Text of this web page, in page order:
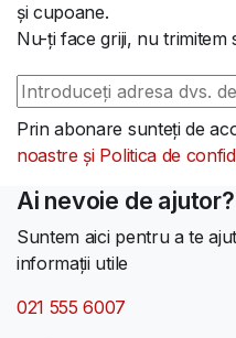
și cupoane.
Nu-ți face griji, nu trimitem
Prin abonare sunteți de
noastre și Politica de
Ai nevoie de ajutor?
Suntem aici pentru a te
informații utile
021 555 6007